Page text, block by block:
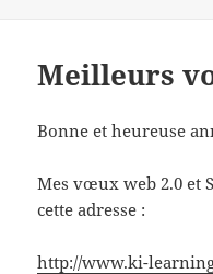
Meilleurs
Bonne et heureuse
Mes vœux web 2.0 et
cette adresse :
http://www.ki-